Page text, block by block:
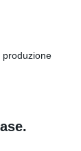
produzione